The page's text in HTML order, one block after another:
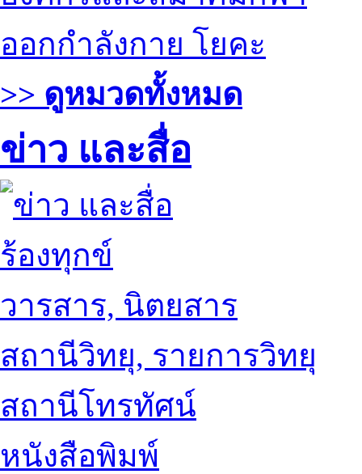
ออกกำลังกาย โยคะ
>> ดูหมวดทั้งหมด
ข่าว และสื่อ
ร้องทุกข์
วารสาร, นิตยสาร
สถานีวิทยุ, รายการวิทยุ
สถานีโทรทัศน์
หนังสือพิมพ์